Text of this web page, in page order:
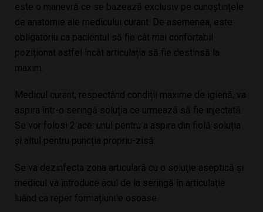
este o manevră ce se bazează exclusiv pe cunoștințele
de anatomie ale medicului curant. De asemenea, este
obligatoriu ca pacientul să fie cât mai confortabil
poziționat astfel încât articulația să fie destinsă la
maxim.
Medicul curant, respectând condiții maxime de igienă, va
aspira într-o seringă soluția ce urmează să fie injectată.
Se vor folosi 2 ace: unul pentru a aspira din fiolă soluția
și altul pentru puncția propriu-zisă.
Se va dezinfecta zona articulară cu o soluție aseptică și
medicul va introduce acul de la seringă în articulație
luând ca reper formațiunile osoase